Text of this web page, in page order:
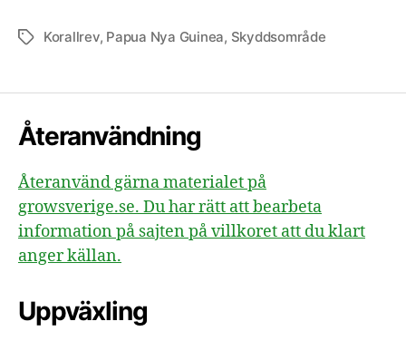
EtiketterKorallrev, Papua Nya Guinea, Skyddsområde
Återanvändning
Återanvänd gärna materialet på
growsverige.se. Du har rätt att bearbeta
information på sajten på villkoret att du klart
anger källan.
Uppväxling